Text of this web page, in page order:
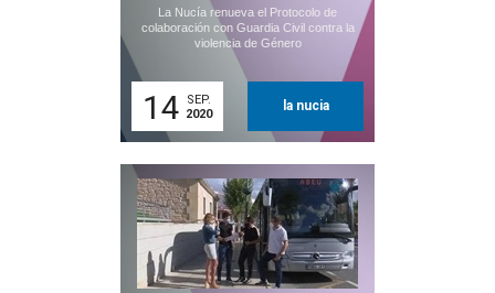
La Nucía renueva el Protocolo de
colaboración con Guardia Civil contra la
violencia de Género
14
SEP.
2020
la nucia